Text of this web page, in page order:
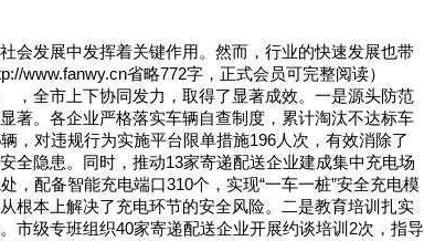
会发展中发挥着关键作用。然而，行业的快速发展也带
省略772字，正式会员可完整阅读）
，全市上下协同发力，取得了显著成效。一是源头防范
著。各企业严格落实车辆自查制度，累计淘汰不达标车
，对违规行为实施平台限单措施196人次，有效消除了
全隐患。同时，推动13家寄递配送企业建成集中充电场
，配备智能充电端口310个，实现“一车一桩”安全充电模
根本上解决了充电环节的安全风险。二是教育培训扎实
市级专班组织40家寄递配送企业开展约谈培训2次，指导